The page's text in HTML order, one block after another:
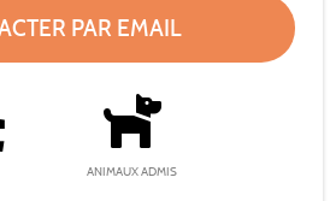
PAR EMAIL
ANIMAUX ADMIS